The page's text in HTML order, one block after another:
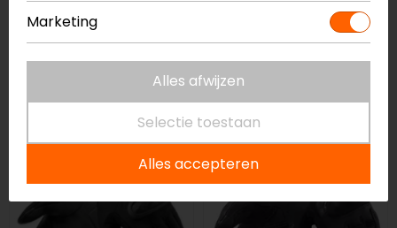
Motorhandschoenen
69,99
NIEUW
Marketing
Alles afwijzen
Selectie toestaan
Alles accepteren